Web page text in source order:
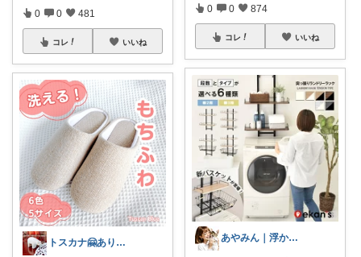
0 0 481
コレ いいね
トスカナ🤗ありがとうございます💕
0 0 874
コレ いいね
あやみん｜浮かせる収納と快適生活